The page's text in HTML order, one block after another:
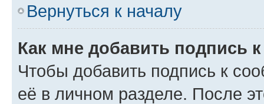
Вернуться к началу
Как мне добавить подпись
Чтобы добавить подпись к
её в личном разделе. После